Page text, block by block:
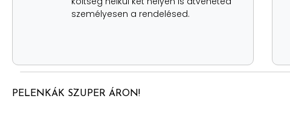
személyesen a rendelésed.
PELENKÁK SZUPER ÁRON!